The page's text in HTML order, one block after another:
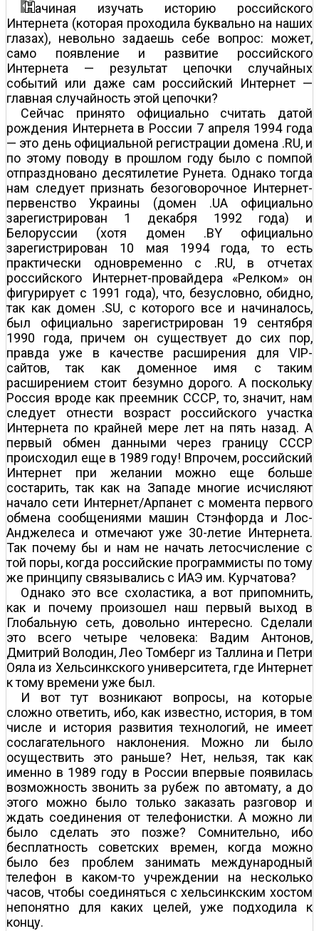
ачиная изучать историю российского
Интернета (которая проходила буквально на наших
глазах), невольно задаешь себе вопрос: может,
само появление и развитие российского
Интернета — результат цепочки случайных
событий или даже сам российский Интернет —
главная случайность этой цепочки?
Сейчас принято официально считать датой
рождения Интернета в России 7 апреля 1994 года
— это день официальной регистрации домена .RU, и
по этому поводу в прошлом году было с помпой
отпраздновано десятилетие Рунета. Однако тогда
нам следует признать безоговорочное Интернет-
первенство Украины (домен .UA официально
зарегистрирован 1 декабря 1992 года) и
Белоруссии (хотя домен .BY официально
зарегистрирован 10 мая 1994 года, то есть
практически одновременно с .RU, в отчетах
российского Интернет-провайдера «Релком» он
фигурирует с 1991 года), что, безусловно, обидно,
так как домен .SU, с которого все и начиналось,
был официально зарегистрирован 19 сентября
1990 года, причем он существует до сих пор,
правда уже в качестве расширения для VIP-
сайтов, так как доменное имя с таким
расширением стоит безумно дорого. А поскольку
Россия вроде как преемник СССР, то, значит, нам
следует отнести возраст российского участка
Интернета по крайней мере лет на пять назад. А
первый обмен данными через границу СССР
происходил еще в 1989 году! Впрочем, российский
Интернет при желании можно еще больше
состарить, так как на Западе многие исчисляют
начало сети Интернет/Арпанет с момента первого
обмена сообщениями машин Стэнфорда и Лос-
Анджелеса и отмечают уже 30-летие Интернета.
Так почему бы и нам не начать летосчисление с
той поры, когда российские программисты по тому
же принципу связывались с ИАЭ им. Курчатова?
Однако это все схоластика, а вот припомнить,
как и почему произошел наш первый выход в
Глобальную сеть, довольно интересно. Сделали
это всего четыре человека: Вадим Антонов,
Дмитрий Володин, Лео Томберг из Таллина и Петри
Ояла из Хельсинкского университета, где Интернет
к тому времени уже был.
И вот тут возникают вопросы, на которые
сложно ответить, ибо, как известно, история, в том
числе и история развития технологий, не имеет
сослагательного наклонения. Можно ли было
осуществить это раньше? Нет, нельзя, так как
именно в 1989 году в России впервые появилась
возможность звонить за рубеж по автомату, а до
этого можно было только заказать разговор и
ждать соединения от телефонистки. А можно ли
было сделать это позже? Сомнительно, ибо
бесплатность советских времен, когда можно
было без проблем занимать международный
телефон в каком-то учреждении на несколько
часов, чтобы соединяться с хельсинкским хостом
непонятно для каких целей, уже подходила к
концу.